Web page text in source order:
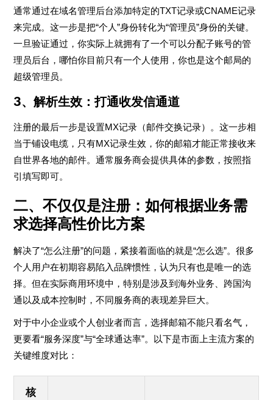
通常通过在域名管理后台添加特定的TXT记录或CNAME记录
来完成。这一步是把“个人”身份转化为“管理员”身份的关键。
一旦验证通过，你实际上就拥有了一个可以分配子账号的管
理员后台，哪怕你目前只有一个人使用，你也是这个邮局的
超级管理员。
3、解析生效：打通收发信通道
注册的最后一步是设置MX记录（邮件交换记录）。这一步相
当于铺设电缆，只有MX记录生效，你的邮箱才能正常接收来
自世界各地的邮件。通常服务商会提供具体的参数，按照指
引填写即可。
二、不仅仅是注册：如何根据业务需
求选择高性价比方案
解决了“怎么注册”的问题，紧接着面临的就是“怎么选”。很多
个人用户在初期容易陷入品牌惯性，认为只有也是唯一的选
择。但在实际商用环境中，特别是涉及到海外业务、跨国沟
通以及成本控制时，不同服务商的表现差异巨大。
对于中小企业或个人创业者而言，选择邮箱不能只看名气，
更要看“服务深度”与“全球通达率”。以下是市面上主流方案的
关键维度对比：
核